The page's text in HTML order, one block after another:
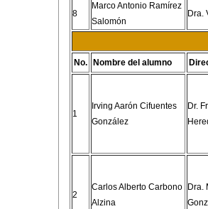
8
Marco Antonio Ramírez
Salomón
Dra.
No. Nombre del alumno
1
Irving Aarón Cifuentes
González
Dr.
2
Carlos Alberto Carbono
Alzina
Dra.